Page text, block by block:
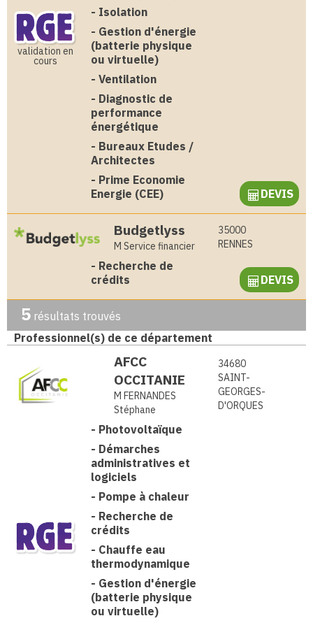
validation en
cours
- Isolation
- Gestion d'énergie
(batterie physique
ou virtuelle)
- Ventilation
- Diagnostic de
performance
énergétique
- Bureaux Etudes /
Architectes
- Prime Economie
Energie (CEE)
DEVIS
Budgetlyss
M Service financier
35000
RENNES
- Recherche de
crédits
DEVIS
5 résultats trouvés
Professionnel(s) de ce département
AFCC
OCCITANIE
M FERNANDES
Stéphane
34680
SAINT-
GEORGES-
D'ORQUES
- Photovoltaïque
- Démarches
administratives et
logiciels
- Pompe à chaleur
- Recherche de
crédits
- Chauffe eau
thermodynamique
- Gestion d'énergie
(batterie physique
ou virtuelle)